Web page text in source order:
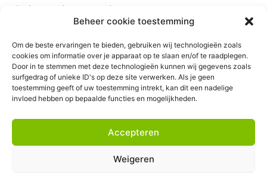
Beheer cookie toestemming
Om de beste ervaringen te bieden, gebruiken wij technologieën zoals
cookies om informatie over je apparaat op te slaan en/of te raadplegen.
Door in te stemmen met deze technologieën kunnen wij gegevens zoals
surfgedrag of unieke ID's op deze site verwerken. Als je geen
toestemming geeft of uw toestemming intrekt, kan dit een nadelige
invloed hebben op bepaalde functies en mogelijkheden.
Accepteren
Weigeren
Klachtenreglement oud
Contact
Postbus 1265
085-3301022
(op werkdagen van 09:00 tot 12:00 uur)